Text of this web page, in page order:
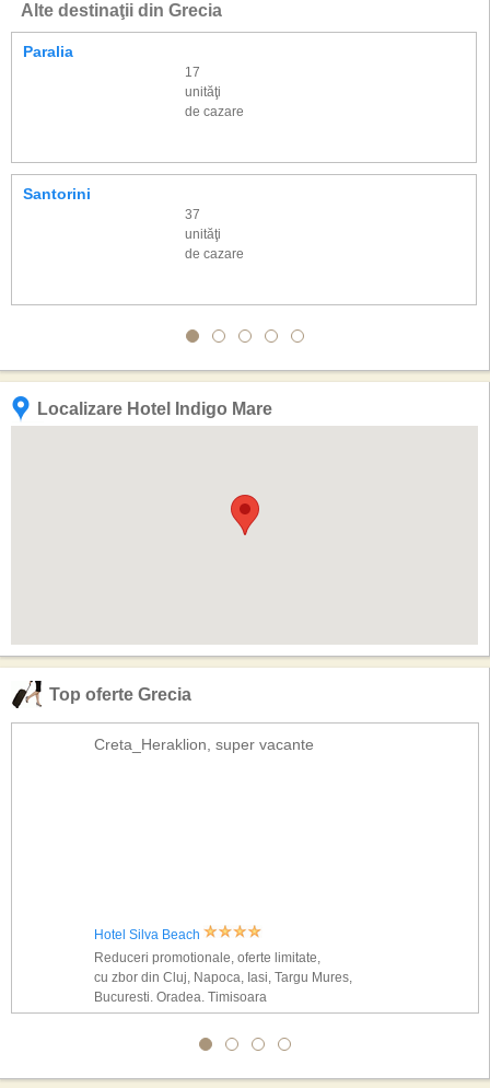
Alte destinaţii din Grecia
Paralia
17
unităţi
de cazare
Santorini
37
unităţi
de cazare
Localizare Hotel Indigo Mare
Top oferte Grecia
Creta_Heraklion, super vacante
Hotel Silva Beach
Reduceri promotionale, oferte limitate,
cu zbor din Cluj, Napoca, Iasi, Targu Mures,
Bucuresti, Oradea, Timisoara